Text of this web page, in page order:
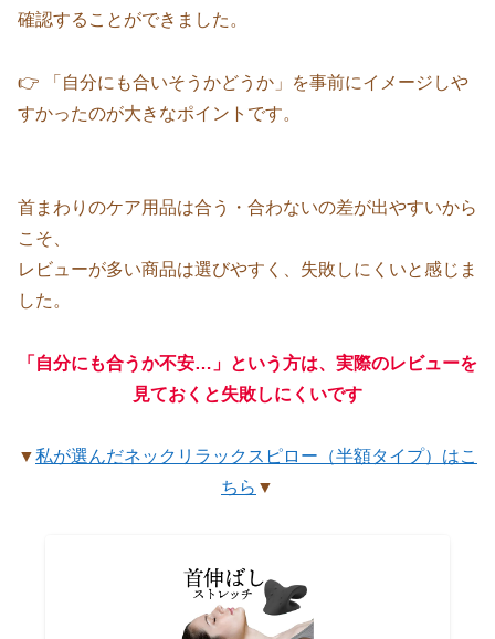
確認することができました。
👉 「自分にも合いそうかどうか」を事前にイメージしや
すかったのが大きなポイントです。
首まわりのケア用品は合う・合わないの差が出やすいから
こそ、
レビューが多い商品は選びやすく、失敗しにくいと感じま
した。
「自分にも合うか不安…」という方は、実際のレビューを
見ておくと失敗しにくいです
▼私が選んだネックリラックスピロー（半額タイプ）はこ
ちら ▼